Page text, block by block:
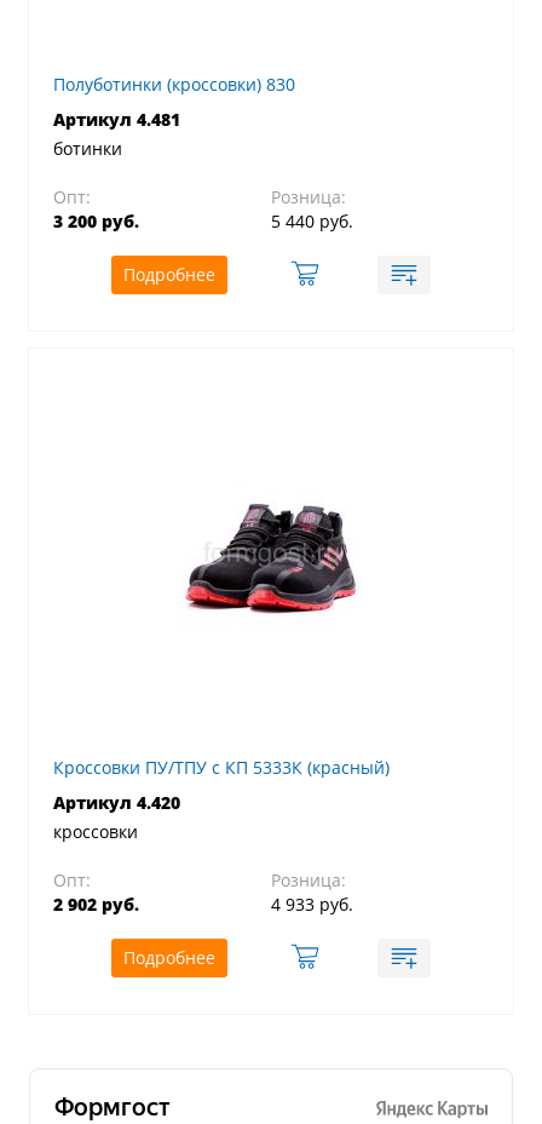
Полуботинки (кроссовки) 830
Артикул 4.481
ботинки
Опт:
3 200 руб.
Розница:
5 440 руб.
Подробнее
Кроссовки ПУ/ТПУ с КП 5333К (красный)
Артикул 4.420
кроссовки
Опт:
2 902 руб.
Розница:
4 933 руб.
Подробнее